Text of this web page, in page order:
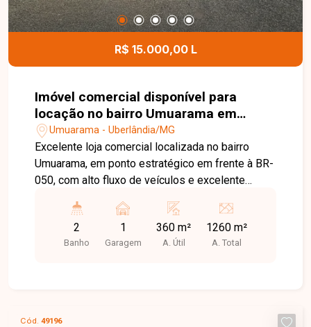
equipe e encontre o espaço ideal para o seu
negócio.
R$ 15.000,00 L
Imóvel comercial disponível para
locação no bairro Umuarama em
Uberlândia-MG.
Umuarama - Uberlândia/MG
Excelente loja comercial localizada no bairro
Umuarama, em ponto estratégico em frente à BR-
050, com alto fluxo de veículos e excelente
destaque, fácil acesso e forte exposição de
sendo aproximadamente 360m² destinados a
2
Banho
1
Garagem
360 m²
A. Útil
1260 m²
A. Total
Cód. 49196